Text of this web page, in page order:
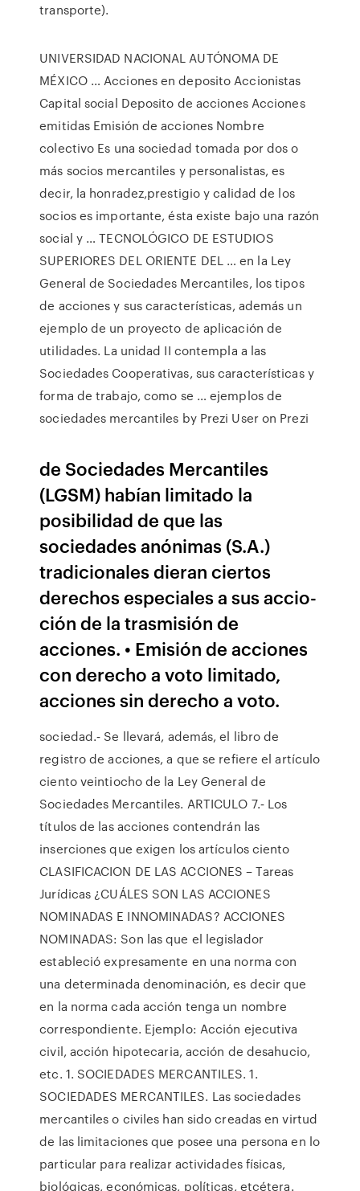
transporte).
UNIVERSIDAD NACIONAL AUTÓNOMA DE
MÉXICO … Acciones en deposito Accionistas
Capital social Deposito de acciones Acciones
emitidas Emisión de acciones Nombre
colectivo Es una sociedad tomada por dos o
más socios mercantiles y personalistas, es
decir, la honradez,prestigio y calidad de los
socios es importante, ésta existe bajo una razón
social y … TECNOLÓGICO DE ESTUDIOS
SUPERIORES DEL ORIENTE DEL … en la Ley
General de Sociedades Mercantiles, los tipos
de acciones y sus características, además un
ejemplo de un proyecto de aplicación de
utilidades. La unidad II contempla a las
Sociedades Cooperativas, sus características y
forma de trabajo, como se … ejemplos de
sociedades mercantiles by Prezi User on Prezi
de Sociedades Mercantiles
(LGSM) habían limitado la
posibilidad de que las
sociedades anónimas (S.A.)
tradicionales dieran ciertos
derechos especiales a sus accio-
ción de la trasmisión de
acciones. • Emisión de acciones
con derecho a voto limitado,
acciones sin derecho a voto.
sociedad.‐ Se llevará, además, el libro de
registro de acciones, a que se refiere el artículo
ciento veintiocho de la Ley General de
Sociedades Mercantiles. ARTICULO 7.‐ Los
títulos de las acciones contendrán las
inserciones que exigen los artículos ciento
CLASIFICACION DE LAS ACCIONES – Tareas
Jurídicas ¿CUÁLES SON LAS ACCIONES
NOMINADAS E INNOMINADAS? ACCIONES
NOMINADAS: Son las que el legislador
estableció expresamente en una norma con
una determinada denominación, es decir que
en la norma cada acción tenga un nombre
correspondiente. Ejemplo: Acción ejecutiva
civil, acción hipotecaria, acción de desahucio,
etc. 1. SOCIEDADES MERCANTILES. 1.
SOCIEDADES MERCANTILES. Las sociedades
mercantiles o civiles han sido creadas en virtud
de las limitaciones que posee una persona en lo
particular para realizar actividades físicas,
biológicas, económicas, políticas, etcétera.